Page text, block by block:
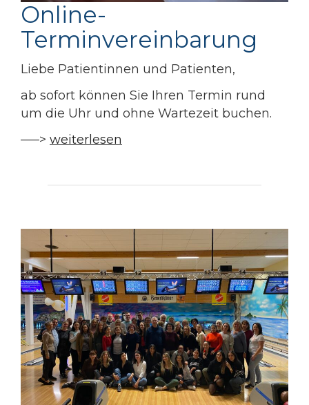
Online-
Terminvereinbarung
Liebe Patientinnen und Patienten,
ab sofort können Sie Ihren Termin rund
um die Uhr und ohne Wartezeit buchen.
—–> weiterlesen